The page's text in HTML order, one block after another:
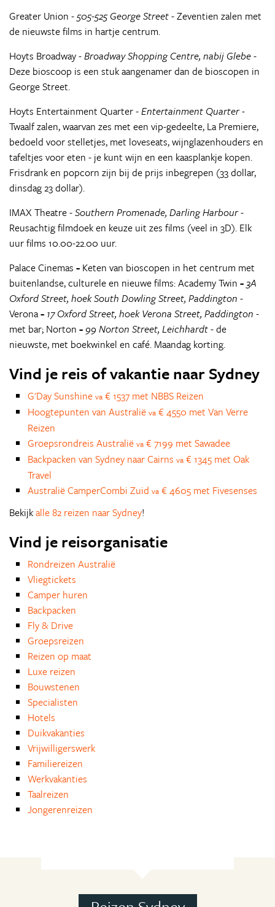
Greater Union -505-525 George Street- Zeventien zalen met
de nieuwste films in hartje centrum.
Hoyts Broadway -Broadway Shopping Centre, nabij Glebe-
Deze bioscoop is een stuk aangenamer dan de bioscopen in
George Street.
Hoyts Entertainment Quarter -Entertainment Quarter-
Twaalf zalen, waarvan zes met een vip-gedeelte, La Premiere,
bedoeld voor stelletjes, met loveseats, wijnglazenhouders en
tafeltjes voor eten - je kunt wijn en een kaasplankje kopen.
Frisdrank en popcorn zijn bij de prijs inbegrepen (33 dollar,
dinsdag 23 dollar).
IMAX Theatre -Southern Promenade, Darling Harbour-
Reusachtig filmdoek en keuze uit zes films (veel in 3D). Elk
uur films 10.00-22.00 uur.
Palace Cinemas - Keten van bioscopen in het centrum met
buitenlandse, culturele en nieuwe films: Academy Twin - 3A
Oxford Street, hoek South Dowling Street, Paddington -
Verona- 17 Oxford Street, hoek Verona Street, Paddington -
met bar; Norton -99 Norton Street, Leichhardt- de
nieuwste, met boekwinkel en café. Maandag korting.
Vind je reis of vakantie naar Sydney
G'Day Sunshine va € 1537 met NBBS Reizen
Hoogtepunten van Australië va € 4550 met Van Verre
Reizen
Groepsrondreis Australië va € 7199 met Sawadee
Backpacken van Sydney naar Cairns va € 1345 met Oak
Travel
Australië CamperCombi Zuid va € 4605 met Fivesenses
Bekijkalle 82 reizen naar Sydney!
Vind je reisorganisatie
Rondreizen Australië
Vliegtickets
Camper huren
Backpacken
Fly & Drive
Groepsreizen
Reizen op maat
Luxe reizen
Bouwstenen
Specialisten
Hotels
Duikvakanties
Vrijwilligerswerk
Familiereizen
Werkvakanties
Taalreizen
Jongerenreizen